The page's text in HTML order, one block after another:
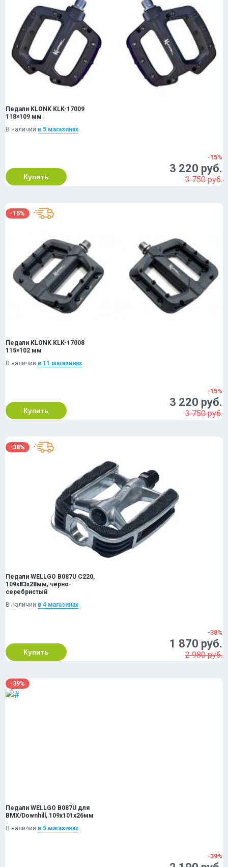
Педали KLONK KLK-17009
118×109 мм
В наличии в 5 магазинах
Купить
-15%
3 220 руб.
3 750 руб.
-15%
Педали KLONK KLK-17008
115×102 мм
В наличии в 11 магазинах
Купить
-15%
3 220 руб.
3 750 руб.
-38%
Педали WELLGO B087U C220,
109х83х28мм, черно-
серебристый
В наличии в 4 магазинах
Купить
-38%
1 870 руб.
2 980 руб.
-39%
Педали WELLGO B087U для
BMX/Downhill, 109х101х26мм
В наличии в 5 магазинах
-39%